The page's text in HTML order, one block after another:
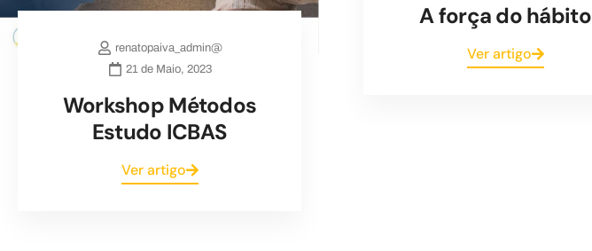
renatopaiva_admin@
21 de Maio, 2023
Workshop Métodos
Estudo ICBAS
Ver artigo
A força do hábito
Ver artigo